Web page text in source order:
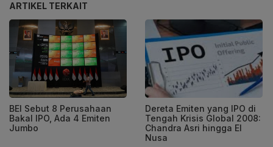
ARTIKEL TERKAIT
BEI Sebut 8 Perusahaan
Bakal IPO, Ada 4 Emiten
Jumbo
Dereta Emiten yang IPO di
Tengah Krisis Global 2008:
Chandra Asri hingga El
Nusa